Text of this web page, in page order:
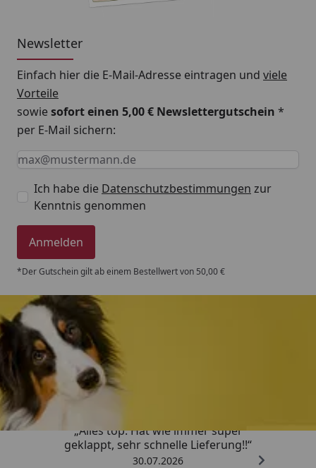
Erkrankungen beizutragen.
Newsletter
Einfach hier die E-Mail-Adresse eintragen und viele
Vorteile
sowiesofort einen 5,00 € Newslettergutschein *
per E-Mail sichern:
Keine Eingabe erforderlich
Eingabe erforderlich
E-Mail *
Ich habe die Datenschutzbestimmungen zur
Kenntnis genommen
Anmelden
*Der Gutschein gilt ab einem Bestellwert von 50,00 €
Trusted Shops
„Alles top. Hat wie immer super
geklappt, sehr schnelle Lieferung!!“
30.07.2026